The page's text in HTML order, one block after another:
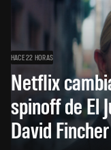
HACE 22 HORAS
Netflix
spinoff de El
David Fincher